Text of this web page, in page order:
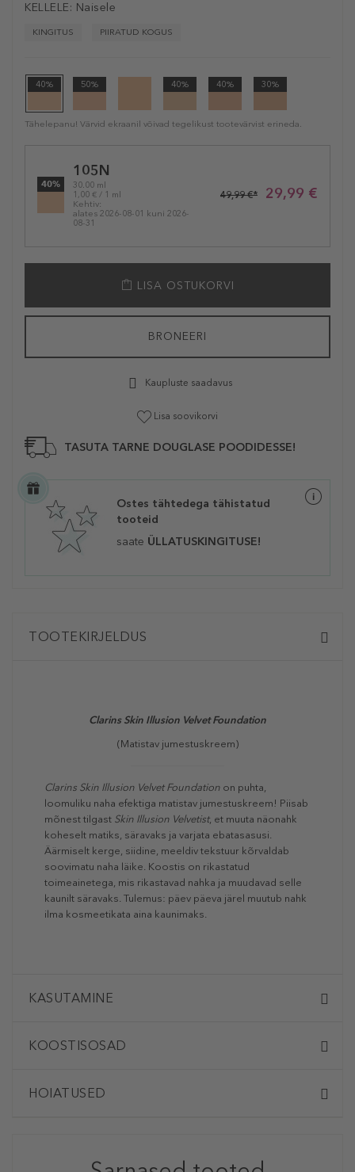
KELLELE: Naisele
KINGITUS PIIRATUD KOGUS
40% 50% 40% 40% 30%
Tähelepanu! Värvid ekraanil võivad tegelikust tootevärvist erineda.
variation
40%
105N
30.00 ml
1,00 € / 1 ml
Kehtiv:
alates 2026-08-01 kuni 2026-
08-31
29,99 €
49,99 €*
LISA OSTUKORVI
BRONEERI
Kaupluste saadavus
Lisa soovikorvi
TASUTA TARNE DOUGLASE POODIDESSE!
Ostes tähtedega tähistatud
tooteid
saate ÜLLATUSKINGITUSE!
TOOTEKIRJELDUS
Clarins Skin Illusion Velvet Foundation
(Matistav jumestuskreem)
Clarins Skin Illusion Velvet Foundation on puhta,
loomuliku naha efektiga matistav jumestuskreem! Piisab
mõnest tilgast Skin Illusion Velvetist, et muuta näonahk
koheselt matiks, säravaks ja varjata ebatasasusi.
Äärmiselt kerge, siidine, meeldiv tekstuur kõrvaldab
soovimatu naha läike. Koostis on rikastatud
toimeainetega, mis rikastavad nahka ja muudavad selle
kaunilt säravaks. Tulemus: päev päeva järel muutub nahk
ilma kosmeetikata aina kaunimaks.
KASUTAMINE
KOOSTISOSAD
HOIATUSED